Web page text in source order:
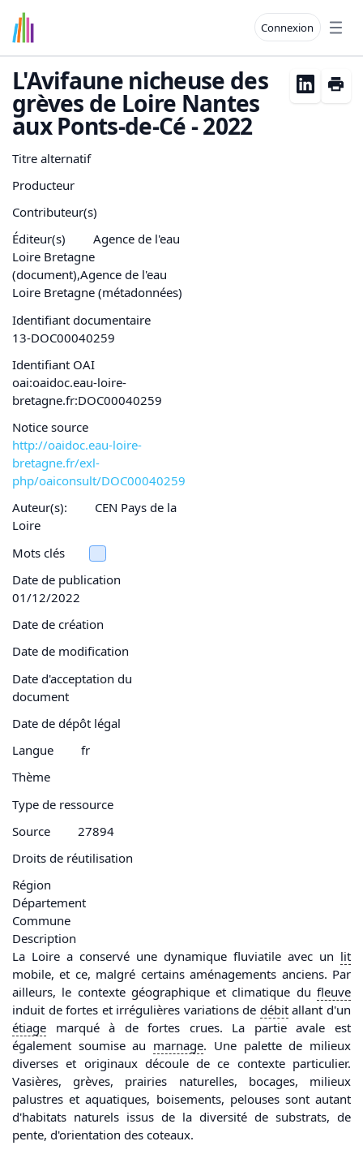
Connexion
L'Avifaune nicheuse des
grèves de Loire Nantes
aux Ponts-de-Cé - 2022
Titre alternatif
Producteur
Contributeur(s)
Éditeur(s)
Agence de l'eau
Loire Bretagne
(document),Agence de l'eau
Loire Bretagne (métadonnées)
Identifiant documentaire
13-DOC00040259
Identifiant OAI
oai:oaidoc.eau-loire-
bretagne.fr:DOC00040259
Notice source
http://oaidoc.eau-loire-
bretagne.fr/exl-
php/oaiconsult/DOC00040259
Auteur(s):
CEN Pays de la
Loire
Mots clés
Date de publication
01/12/2022
Date de création
Date de modification
Date d'acceptation du
document
Date de dépôt légal
Langue
fr
Thème
Type de ressource
Source
27894
Droits de réutilisation
Région
Département
Commune
Description
La Loire a conservé une dynamique fluviatile avec un lit
mobile, et ce, malgré certains aménagements anciens. Par
ailleurs, le contexte géographique et climatique du fleuve
induit de fortes et irrégulières variations de débitallant d'un
étiage marqué à de fortes crues. La partie avale est
également soumise au marnage. Une palette de milieux
diverses et originaux découle de ce contexte particulier.
Vasières, grèves, prairies naturelles, bocages, milieux
palustres et aquatiques, boisements, pelouses sont autant
d'habitats naturels issus de la diversité de substrats, de
pente, d'orientation des coteaux.